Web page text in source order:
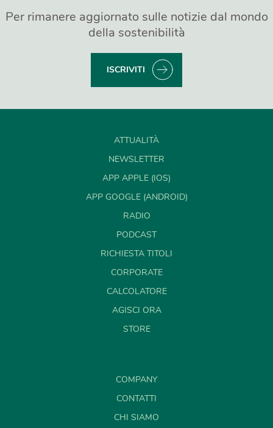
Per rimanere aggiornato sulle notizie dal mondo
della sostenibilità
ISCRIVITI
ATTUALITÀ
NEWSLETTER
APP APPLE (IOS)
APP GOOGLE (ANDROID)
RADIO
PODCAST
RICHIESTA TITOLI
CORPORATE
CALCOLATORE
AGISCI ORA
STORE
COMPANY
CONTATTI
CHI SIAMO